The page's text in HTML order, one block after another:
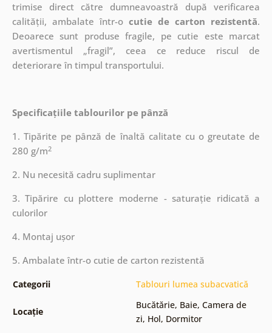
trimise direct către dumneavoastră după verificarea
calității, ambalate într-o cutie de carton rezistentă.
Deoarece sunt produse fragile, pe cutie este marcat
avertismentul „fragil”, ceea ce reduce riscul de
deteriorare în timpul transportului.
Specificațiile tablourilor pe pânză
1. Tipărite pe pânză de înaltă calitate cu o greutate de
280 g/m2
2. Nu necesită cadru suplimentar
3. Tipărire cu plottere moderne - saturație ridicată a
culorilor
4. Montaj ușor
5. Ambalate într-o cutie de carton rezistentă
Categorii Tablouri lumea subacvatică
Locație
Bucătărie, Baie, Camera de
zi, Hol, Dormitor